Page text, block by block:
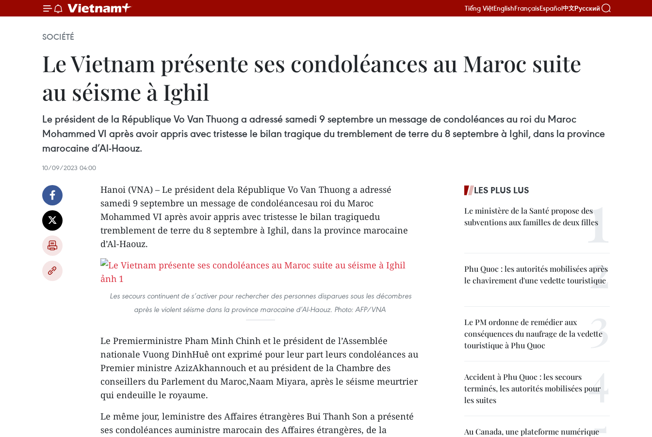
Tiếng ViệtEnglishFrançaisEspañol中文Русский
SOCIÉTÉ
Le Vietnam présente ses condoléances au Maroc suite
au séisme à Ighil
Le président de la République Vo Van Thuong a adressé samedi 9 septembre un message de condoléances au roi du Maroc
Mohammed VI après avoir appris avec tristesse le bilan tragique du tremblement de terre du 8 septembre à Ighil, dans la province
marocaine d’Al-Haouz.
10/09/2023 04:00
Hanoi (VNA) – Le président dela République Vo Van Thuong a adressé
samedi 9 septembre un message de condoléancesau roi du Maroc
Mohammed VI après avoir appris avec tristesse le bilan tragiquedu
tremblement de terre du 8 septembre à Ighil, dans la province marocaine
d’Al-Haouz.
Les secours continuent de s’activer pour rechercher des personnes disparues sous les décombres
après le violent séisme dans la province marocaine d’Al-Haouz. Photo: AFP/VNA
Le Premierministre Pham Minh Chinh et le président de l’Assemblée
nationale Vuong DinhHuê ont exprimé pour leur part leurs condoléances au
Premier ministre AzizAkhannouch et au président de la Chambre des
conseillers du Parlement du Maroc,Naam Miyara, après le séisme meurtrier
qui endeuille le royaume.
Le même jour, leministre des Affaires étrangères Bui Thanh Son a présenté
ses condoléances auministre marocain des Affaires étrangères, de la
LES PLUS LUS
Le ministère de la Santé propose des
subventions aux familles de deux filles
Phu Quoc : les autorités mobilisées après
le chavirement d'une vedette touristique
Le PM ordonne de remédier aux
conséquences du naufrage de la vedette
touristique à Phu Quoc
Accident à Phu Quoc : les secours
terminés, les autorités mobilisées pour
les suites
Au Canada, une plateforme numérique